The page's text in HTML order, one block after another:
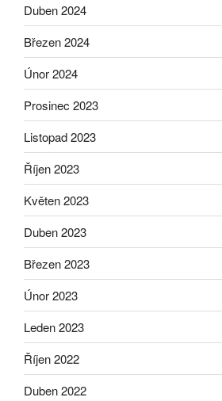
Duben 2024
Březen 2024
Únor 2024
Prosinec 2023
Listopad 2023
Říjen 2023
Květen 2023
Duben 2023
Březen 2023
Únor 2023
Leden 2023
Říjen 2022
Duben 2022